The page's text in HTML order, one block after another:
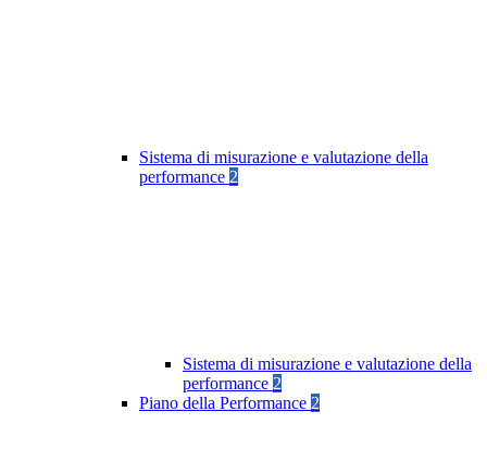
Sistema di misurazione e valutazione della
performance 2
Sistema di misurazione e valutazione della
performance 2
Piano della Performance 2